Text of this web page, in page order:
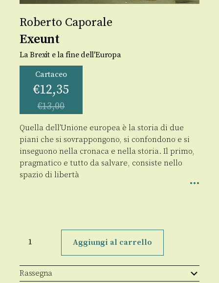
Roberto Caporale
Exeunt
La Brexit e la fine dell'Europa
Cartaceo
€12,35
€13,00
Quella dell’Unione europea è la storia di due
piani che si sovrappongono, si confondono e si
inseguono nella cronaca e nella storia. Il primo,
pragmatico e tutto da salvare, consiste nello
spazio di libertà
quantità
Aggiungi al carrello
Rassegna